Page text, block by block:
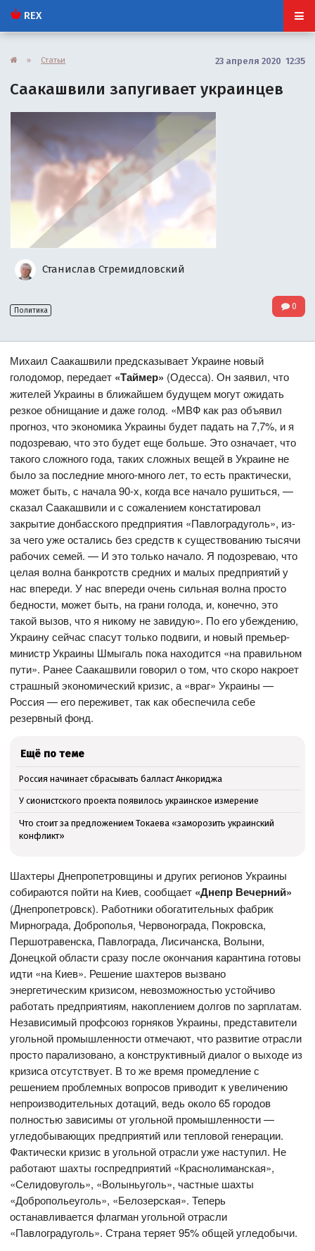
REX
» Статьи 23 апреля 2020 12:35
Саакашвили запугивает украинцев
Станислав Стремидловский
Политика 0
Михаил Саакашвили предсказывает Украине новый
голодомор, передает «Таймер» (Одесса). Он заявил, что
жителей Украины в ближайшем будущем могут ожидать
резкое обнищание и даже голод. «МВФ как раз объявил
прогноз, что экономика Украины будет падать на 7,7%, и я
подозреваю, что это будет еще больше. Это означает, что
такого сложного года, таких сложных вещей в Украине не
было за последние много-много лет, то есть практически,
может быть, с начала 90-х, когда все начало рушиться, —
сказал Саакашвили и с сожалением констатировал
закрытие донбасского предприятия «Павлоградуголь», из-
за чего уже остались без средств к существованию тысячи
рабочих семей. — И это только начало. Я подозреваю, что
целая волна банкротств средних и малых предприятий у
нас впереди. У нас впереди очень сильная волна просто
бедности, может быть, на грани голода, и, конечно, это
такой вызов, что я никому не завидую». По его убеждению,
Украину сейчас спасут только подвиги, и новый премьер-
министр Украины Шмыгаль пока находится «на правильном
пути». Ранее Саакашвили говорил о том, что скоро накроет
страшный экономический кризис, а «враг» Украины —
Россия — его переживет, так как обеспечила себе
резервный фонд.
Ещё по теме
Россия начинает сбрасывать балласт Анкориджа
У сионистского проекта появилось украинское измерение
Что стоит за предложением Токаева «заморозить украинский
конфликт»
Шахтеры Днепропетровщины и других регионов Украины
собираются пойти на Киев, сообщает «Днепр Вечерний»
(Днепропетровск). Работники обогатительных фабрик
Мирнограда, Доброполья, Червонограда, Покровска,
Першотравенска, Павлограда, Лисичанска, Волыни,
Донецкой области сразу после окончания карантина готовы
идти «на Киев». Решение шахтеров вызвано
энергетическим кризисом, невозможностью устойчиво
работать предприятиям, накоплением долгов по зарплатам.
Независимый профсоюз горняков Украины, представители
угольной промышленности отмечают, что развитие отрасли
просто парализовано, а конструктивный диалог о выходе из
кризиса отсутствует. В то же время промедление с
решением проблемных вопросов приводит к увеличению
непроизводительных дотаций, ведь около 65 городов
полностью зависимы от угольной промышленности —
угледобывающих предприятий или тепловой генерации.
Фактически кризис в угольной отрасли уже наступил. Не
работают шахты госпредприятий «Краснолиманская»,
«Селидовуголь», «Волыньуголь», частные шахты
«Добропольеуголь», «Белозерская». Теперь
останавливается флагман угольной отрасли
«Павлоградуголь». Страна теряет 95% общей угледобычи.